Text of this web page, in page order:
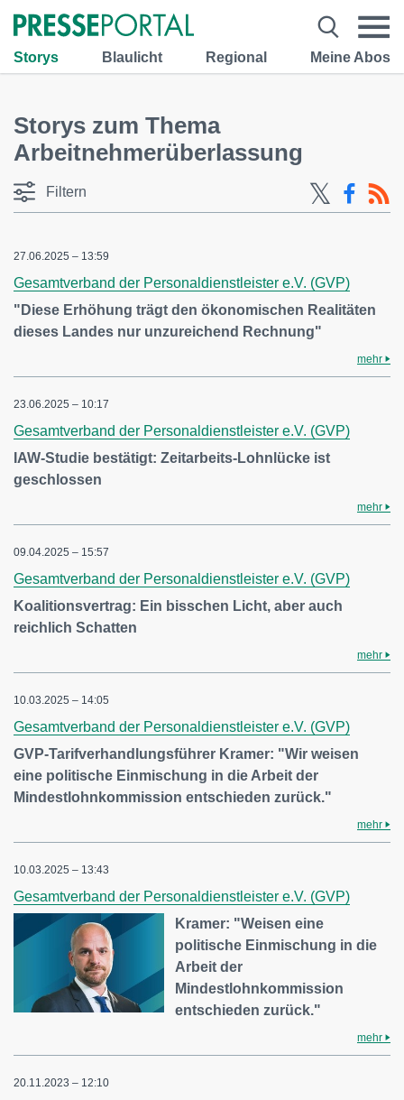
Storys Blaulicht Regional Meine Abos
Storys zum Thema
Arbeitnehmerüberlassung
Filtern
27.06.2025 – 13:59
Gesamtverband der Personaldienstleister e.V. (GVP)
"Diese Erhöhung trägt den ökonomischen Realitäten
dieses Landes nur unzureichend Rechnung"
mehr
23.06.2025 – 10:17
Gesamtverband der Personaldienstleister e.V. (GVP)
IAW-Studie bestätigt: Zeitarbeits-Lohnlücke ist
geschlossen
mehr
09.04.2025 – 15:57
Gesamtverband der Personaldienstleister e.V. (GVP)
Koalitionsvertrag: Ein bisschen Licht, aber auch
reichlich Schatten
mehr
10.03.2025 – 14:05
Gesamtverband der Personaldienstleister e.V. (GVP)
GVP-Tarifverhandlungsführer Kramer: "Wir weisen
eine politische Einmischung in die Arbeit der
Mindestlohnkommission entschieden zurück."
mehr
10.03.2025 – 13:43
Gesamtverband der Personaldienstleister e.V. (GVP)
Kramer: "Weisen eine
politische Einmischung in die
Arbeit der
Mindestlohnkommission
entschieden zurück."
mehr
20.11.2023 – 12:10